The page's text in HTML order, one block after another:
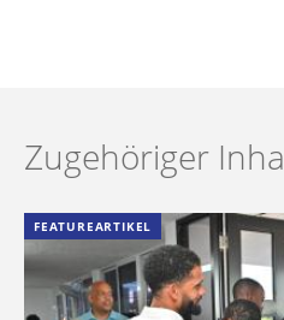
Zugehöriger
FEATUREARTIKEL